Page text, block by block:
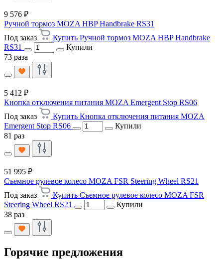
9 576 ₽
Ручной тормоз MOZA HBP Handbrake RS31
Под заказ
Купить Ручной тормоз MOZA HBP Handbrake
RS31
Купили
73 раза
5 412 ₽
Кнопка отключения питания MOZA Emergent Stop RS06
Под заказ
Купить Кнопка отключения питания MOZA
Emergent Stop RS06
Купили
81 раз
51 995 ₽
Съемное рулевое колесо MOZA FSR Steering Wheel RS21
Под заказ
Купить Съемное рулевое колесо MOZA FSR
Steering Wheel RS21
Купили
38 раз
Горячие предложения